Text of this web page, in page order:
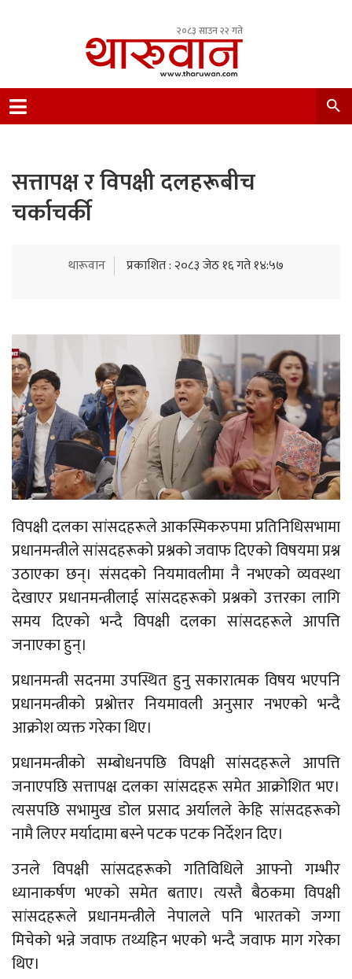
२०८३ साउन २२ गते
Nepal.
सत्तापक्ष र विपक्षी दलहरूबीच
चर्काचर्की
थारूवान प्रकाशित : २०८३ जेठ १६ गते १४:५७
विपक्षी दलका सांसदहरूले आकस्मिकरुपमा प्रतिनिधिसभामा
प्रधानमन्त्रीले सांसदहरूको प्रश्नको जवाफ दिएको विषयमा प्रश्न
उठाएका छन्। संसदको नियमावलीमा नै नभएको व्यवस्था
देखाएर प्रधानमन्त्रीलाई सांसदहरूको प्रश्नको उत्तरका लागि
समय दिएको भन्दै विपक्षी दलका सांसदहरूले आपत्ति
जनाएका हुन्।
प्रधानमन्त्री सदनमा उपस्थित हुनु सकारात्मक विषय भएपनि
प्रधानमन्त्रीको प्रश्नोत्तर नियमावली अनुसार नभएको भन्दै
आक्रोश व्यक्त गरेका थिए।
प्रधानमन्त्रीको सम्बोधनपछि विपक्षी सांसदहरूले आपत्ति
जनाएपछि सत्तापक्ष दलका सांसदहरू समेत आक्रोशित भए।
त्यसपछि सभामुख डोल प्रसाद अर्यालले केहि सांसदहरूको
नामै लिएर मर्यादामा बस्ने पटक पटक निर्देशन दिए।
उनले विपक्षी सांसदहरूको गतिविधिले आफ्नो गम्भीर
ध्यानाकर्षण भएको समेत बताए। त्यस्तै बैठकमा विपक्षी
सांसदहरूले प्रधानमन्त्रीले नेपालले पनि भारतको जग्गा
मिचेको भन्ने जवाफ तथ्यहिन भएको भन्दै जवाफ माग गरेका
थिए।